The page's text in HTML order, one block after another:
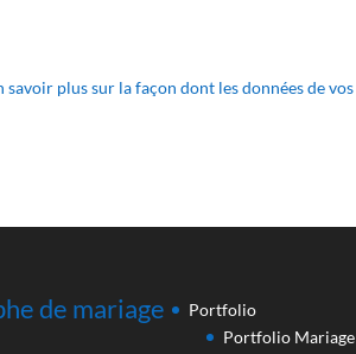
savoir plus sur la façon dont les données de vos
de mariage
Portfolio
Portfolio Mariage